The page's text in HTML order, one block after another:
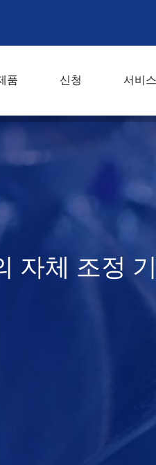
품 신청 서비스
자체 조정